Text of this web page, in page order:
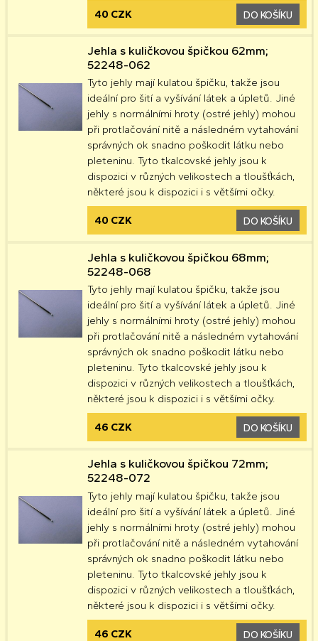
40 CZK DO KOŠÍKU
Jehla s kuličkovou špičkou 62mm;
52248-062
Tyto jehly mají kulatou špičku, takže jsou
ideální pro šití a vyšívání látek a úpletů. Jiné
jehly s normálními hroty (ostré jehly) mohou
při protlačování nitě a následném vytahování
správných ok snadno poškodit látku nebo
pleteninu. Tyto tkalcovské jehly jsou k
dispozici v různých velikostech a tloušťkách,
některé jsou k dispozici i s většími očky.
40 CZK DO KOŠÍKU
Jehla s kuličkovou špičkou 68mm;
52248-068
Tyto jehly mají kulatou špičku, takže jsou
ideální pro šití a vyšívání látek a úpletů. Jiné
jehly s normálními hroty (ostré jehly) mohou
při protlačování nitě a následném vytahování
správných ok snadno poškodit látku nebo
pleteninu. Tyto tkalcovské jehly jsou k
dispozici v různých velikostech a tloušťkách,
některé jsou k dispozici i s většími očky.
46 CZK DO KOŠÍKU
Jehla s kuličkovou špičkou 72mm;
52248-072
Tyto jehly mají kulatou špičku, takže jsou
ideální pro šití a vyšívání látek a úpletů. Jiné
jehly s normálními hroty (ostré jehly) mohou
při protlačování nitě a následném vytahování
správných ok snadno poškodit látku nebo
pleteninu. Tyto tkalcovské jehly jsou k
dispozici v různých velikostech a tloušťkách,
některé jsou k dispozici i s většími očky.
46 CZK DO KOŠÍKU